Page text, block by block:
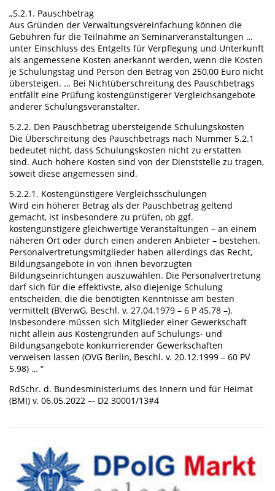
„5.2.1. Pauschbetrag
Aus Gründen der Verwaltungsvereinfachung können die
Gebühren für die Teilnahme an Seminarveranstaltungen …
unter Einschluss des Entgelts für Verpflegung und Unterkunft
als angemessene Kosten anerkannt werden, wenn die Kosten
je Schulungstag und Person den Betrag von 250,00 Euro nicht
übersteigen. … Bei Nichtüberschreitung des Pauschbetrags
entfällt eine Prüfung kostengünstigerer Vergleichsangebote
anderer Schulungsveranstalter.
5.2.2. Den Pauschbetrag übersteigende Schulungskosten
Die Überschreitung des Pauschbetrags nach Nummer 5.2.1
bedeutet nicht, dass Schulungskosten nicht zu erstatten
sind. Auch höhere Kosten sind von der Dienststelle zu tragen,
soweit diese angemessen sind.
5.2.2.1. Kostengünstigere Vergleichsschulungen
Wird ein höherer Betrag als der Pauschbetrag geltend
gemacht, ist insbesondere zu prüfen, ob ggf.
kostengünstigere gleichwertige Veranstaltungen – an einem
näheren Ort oder durch einen anderen Anbieter – bestehen.
Personalvertretungsmitglieder haben allerdings das Recht,
Bildungsangebote in von ihnen bevorzugten
Bildungseinrichtungen auszuwählen. Die Personalvertretung
darf sich für die effektivste, also diejenige Schulung
entscheiden, die die benötigten Kenntnisse am besten
vermittelt (BVerwG, Beschl. v. 27.04.1979 – 6 P 45.78 –).
Insbesondere müssen sich Mitglieder einer Gewerkschaft
nicht allein aus Kostengründen auf Schulungs- und
Bildungsangebote konkurrierender Gewerkschaften
verweisen lassen (OVG Berlin, Beschl. v. 20.12.1999 – 60 PV
5.98) … “
RdSchr. d. Bundesministeriums des Innern und für Heimat
(BMI) v. 06.05.2022 –- D2 30001/13#4